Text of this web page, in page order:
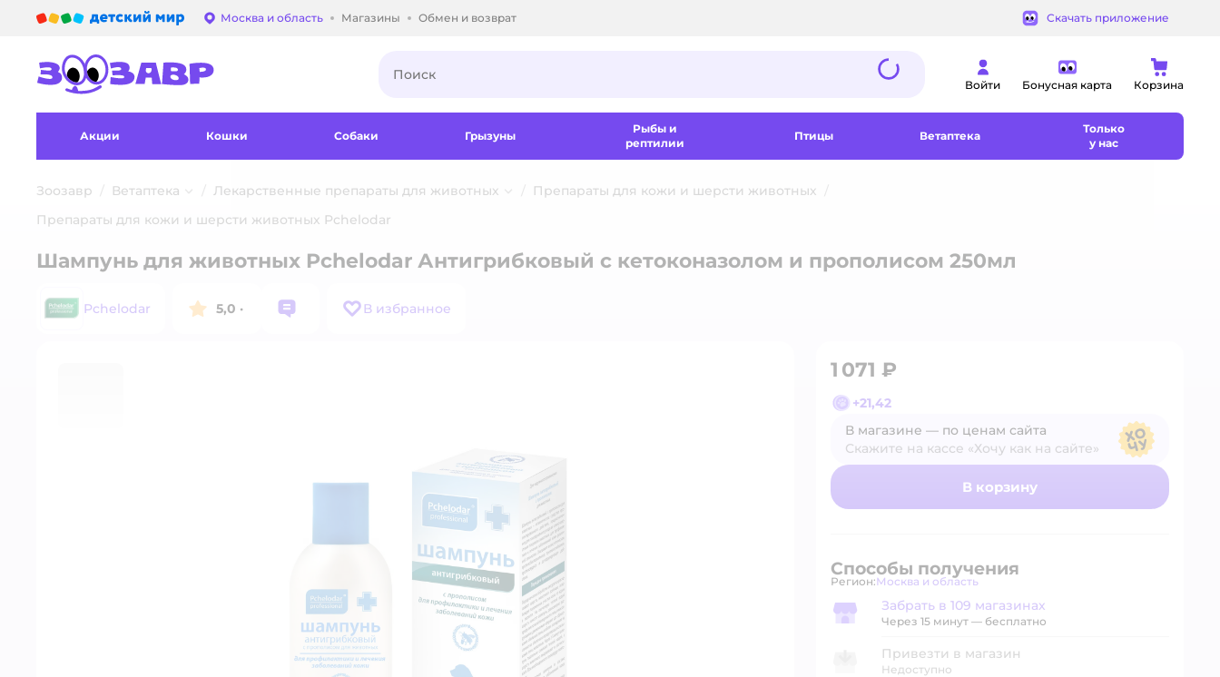
Выбор адреса доставки.
Москва и область Магазины Обмен и возврат Скачать приложение
Войти Бонусная карта Корзина
Акции Кошки Собаки Грызуны
Рыбы и
рептилии
Птицы Ветаптека
Только
у нас
Зоозавр Ветаптека Лекарственные препараты для животных
Препараты для кожи и шерсти животных
Препараты для кожи и шерсти животных Pchelodar
Шампунь для животных Pchelodar Антигрибковый с кетоконазолом и прополисом 250мл
Pchelodar 5,0 · В избранное
1 071 ₽
+21,42
В магазине — по ценам сайта
Скажите на кассе «Хочу как на сайте»
В магазине — по ценам сайта
В корзину
Способы получения
Регион: Выбор адреса доставки.
Москва и область
Забрать в магазине
Забрать в 109 магазинах
Через 15 минут — бесплатно
Привезти в магазин
Недоступно